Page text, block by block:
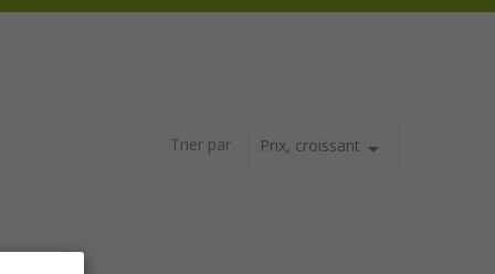
Trier par Prix, croissant arrow_drop_down